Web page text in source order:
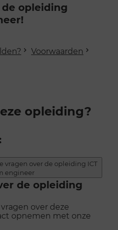
opleiding
Voorwaarden
opleiding?
vragen over de opleiding ICT
engineer
de opleiding
over deze
opnemen met onze